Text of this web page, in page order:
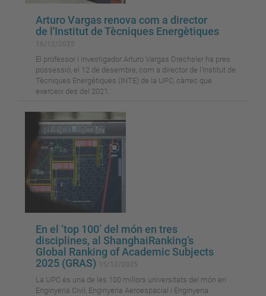
Arturo Vargas renova com a director
de l'Institut de Tècniques Energètiques
El professor i investigador Arturo Vargas Drechsler ha pres
possessió, el 12 de desembre, com a director de l’Institut de
Tècniques Energètiques (INTE) de la UPC, càrrec que
exerceix des del 2021.
En el ‘top 100’ del món en tres
disciplines, al ShanghaiRanking’s
Global Ranking of Academic Subjects
2025 (GRAS)
La UPC és una de les 100 millors universitats del món en
Enginyeria Civil, Enginyeria Aeroespacial i Enginyeria